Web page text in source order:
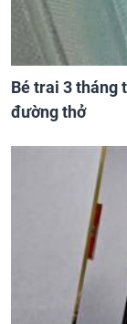
Bé trai 3 tháng
đường thở